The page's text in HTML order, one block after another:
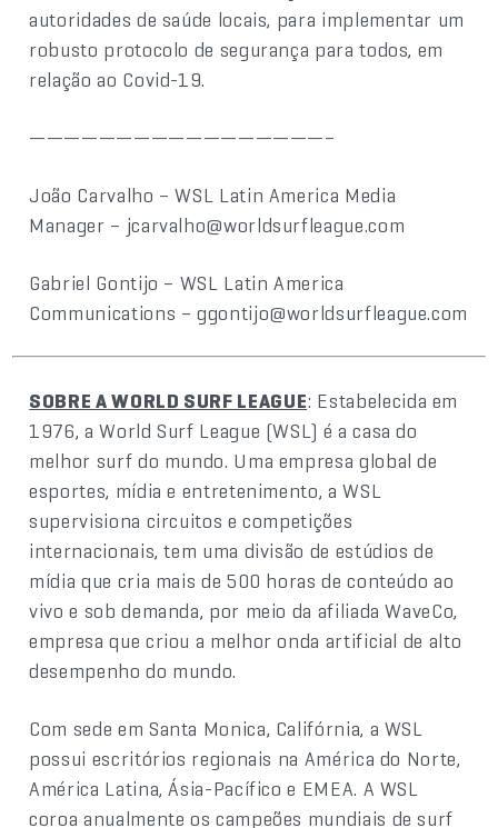
autoridades de saúde locais, para implementar um
robusto protocolo de segurança para todos, em
relação ao Covid-19.
—————————————————–
João Carvalho – WSL Latin America Media
Manager – jcarvalho@worldsurfleague.com
Gabriel Gontijo – WSL Latin America
Communications – ggontijo@worldsurfleague.com
SOBRE A WORLD SURF LEAGUE: Estabelecida em
1976, a World Surf League (WSL) é a casa do
melhor surf do mundo. Uma empresa global de
esportes, mídia e entretenimento, a WSL
supervisiona circuitos e competições
internacionais, tem uma divisão de estúdios de
mídia que cria mais de 500 horas de conteúdo ao
vivo e sob demanda, por meio da afiliada WaveCo,
empresa que criou a melhor onda artificial de alto
desempenho do mundo.
Com sede em Santa Monica, Califórnia, a WSL
possui escritórios regionais na América do Norte,
América Latina, Ásia-Pacífico e EMEA. A WSL
coroa anualmente os campeões mundiais de surf